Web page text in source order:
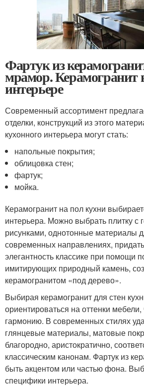
Фартук из
мрамор. Керамогранит
интерьере
Современный ассортимент
отделки, конструкций из этого
кухонного интерьера могут стать:
напольные покрытия;
облицовка стен;
фартук;
мойка.
Керамогранит на пол кухни
интерьера. Можно выбрать плитку с
рисунками, однотонные материалы
современных направлениях,
элегантность классике при помощи
имитирующих природный камень,
керамогранитом «под дерево».
Выбирая керамогранит для стен
ориентироваться на оттенки
гармонию. В современных стилях
глянцевые материалы, матовые
благородно, аристократично,
классическим канонам. Фартук из
быть акцентом или частью фона.
специфики интерьера.